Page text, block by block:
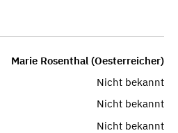
Marie Rosenthal (Oesterreicher)
Nicht bekannt
Nicht bekannt
Nicht bekannt